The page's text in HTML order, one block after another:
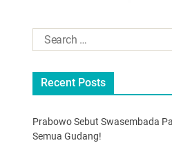
Recent Posts
Prabowo Sebut Swasembada
Semua Gudang!